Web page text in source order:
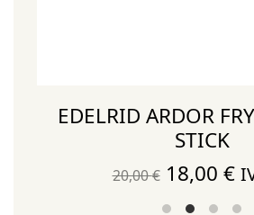
EDELRID ARDOR
STICK
20,00€ El
precio
18,00 €El